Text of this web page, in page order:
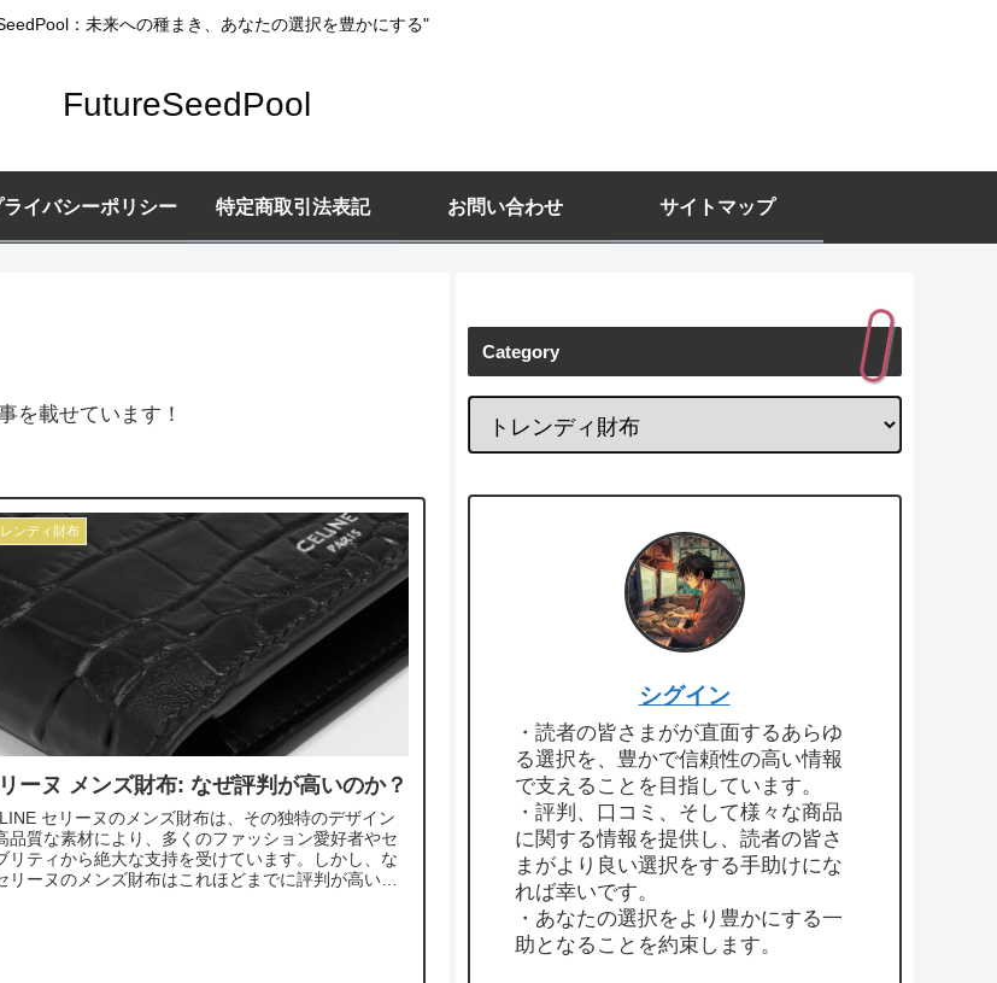
：未来への種まき、あなたの選択を豊かにする"
FutureSeedPool
ライバシーポリシー 特定商取引法表記 お問い合わせ サイトマップ
を載せています！
レンディ財布
ーヌ メンズ財布: なぜ評判が高いのか？
セリーヌのメンズ財布は、その独特のデザイン
品質な素材により、多くのファッション愛好者やセ
リティから絶大な支持を受けています。しかし、な
リーヌのメンズ財布はこれほどまでに評判が高いの
Category
シグイン
・読者の皆さまがが直面するあらゆ
る選択を、豊かで信頼性の高い情報
で支えることを目指しています。
・評判、口コミ、そして様々な商品
に関する情報を提供し、読者の皆さ
まがより良い選択をする手助けにな
れば幸いです。
・あなたの選択をより豊かにする一
助となることを約束します。